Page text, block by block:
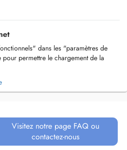
dans les "paramètres de
permettre le chargement de la
Visitez notre page FAQ ou
contactez-nous